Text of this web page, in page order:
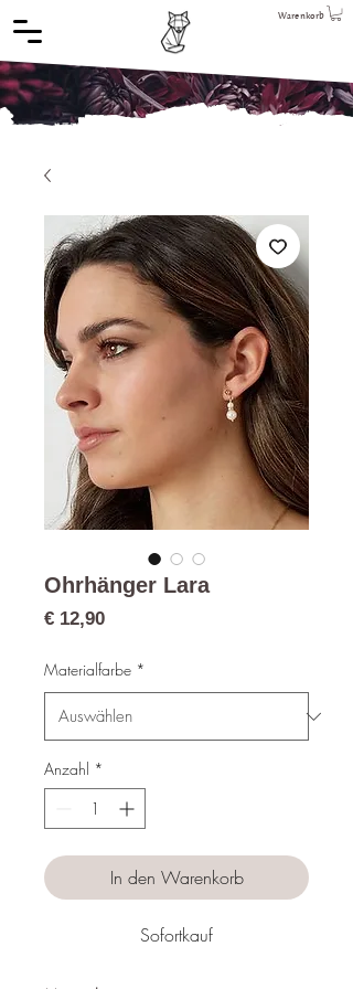
Warenkorb
Ohrhänger Lara
€ 12,90Preis
Materialfarbe *
Anzahl *
In den Warenkorb
Sofortkauf